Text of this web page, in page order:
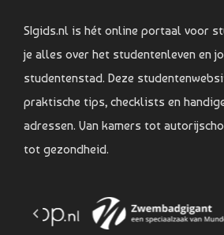
SIgids.nl is hét online portaal voor
je alles over het studentenleven en
studentenstad. Deze
praktische tips, checklists en
adressen. Van kamers tot
tot gezondheid.